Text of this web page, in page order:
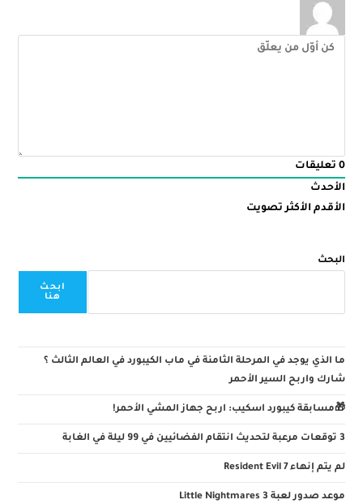
0 تعليقات
الأحدث
الأقدم الأكثر تصويت
البحث
ابحث
هنا
ما الذي يوجد في المرحلة الثامنة في ماب الكيبورد في العالم الثالث ؟
شارك واربح السير الأحمر
🎁مسابقة كيبورد اسكيب: اربح جهاز المشي الأحمر!
3 توقعات مرعبة لتحديث انتقام الفضائيين في 99 ليلة في الغابة
لم يتم إنهاء Resident Evil 7
موعد صدور لعبة Little Nightmares 3